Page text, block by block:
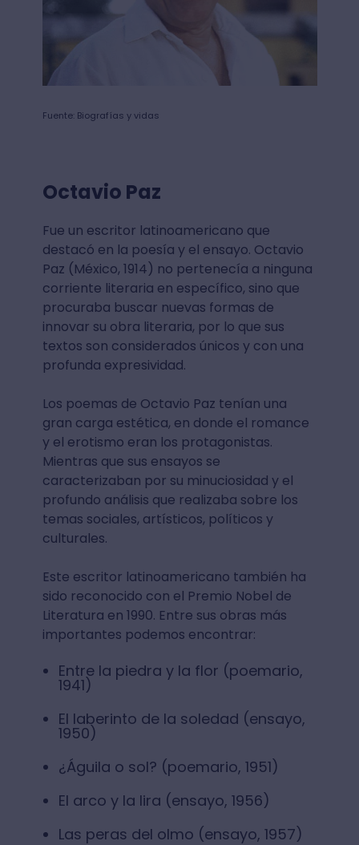
Fuente: Biografías y vidas
Octavio Paz
Fue un escritor latinoamericano que
destacó en la poesía y el ensayo. Octavio
Paz (México, 1914) no pertenecía a ninguna
corriente literaria en específico, sino que
procuraba buscar nuevas formas de
innovar su obra literaria, por lo que sus
textos son considerados únicos y con una
profunda expresividad.
Los poemas de Octavio Paz tenían una
gran carga estética, en donde el romance
y el erotismo eran los protagonistas.
Mientras que sus ensayos se
caracterizaban por su minuciosidad y el
profundo análisis que realizaba sobre los
temas sociales, artísticos, políticos y
culturales.
Este escritor latinoamericano también ha
sido reconocido con el Premio Nobel de
Literatura en 1990. Entre sus obras más
importantes podemos encontrar:
Entre la piedra y la flor (poemario,
1941)
El laberinto de la soledad (ensayo,
1950)
¿Águila o sol? (poemario, 1951)
El arco y la lira (ensayo, 1956)
Las peras del olmo (ensayo, 1957)